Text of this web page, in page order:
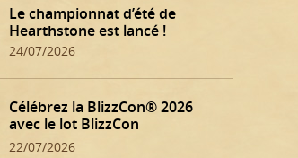
Le championnat d’été de
Hearthstone est lancé !
24/07/2026
Célébrez la BlizzCon® 2026
avec le lot BlizzCon
Hearthstone !
22/07/2026